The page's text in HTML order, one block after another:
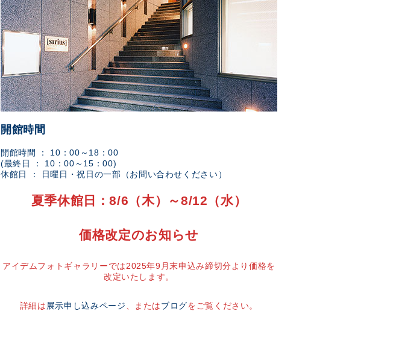
開館時間
開館時間 ： 10：00～18：00
(最終日 ： 10：00～15：00)
休館日 ： 日曜日・祝日の一部（お問い合わせください）
夏季休館日：8/6（木）～8/12（水）
価格改定のお知らせ
アイデムフォトギャラリーでは2025年9月末申込み締切分より価格を
改定いたします。
詳細は 展示申し込みページ 、またはブログをご覧ください。